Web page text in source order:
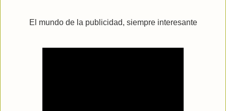
El mundo de la publicidad, siempre interesante